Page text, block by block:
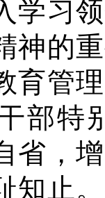
学习
神的
育管
部特
省，
知止